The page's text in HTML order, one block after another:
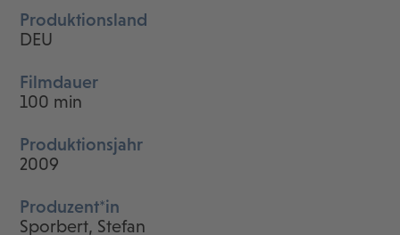
Produktionsland
DEU
Filmdauer
100 min
Produktionsjahr
2009
Produzent*in
Sporbert, Stefan